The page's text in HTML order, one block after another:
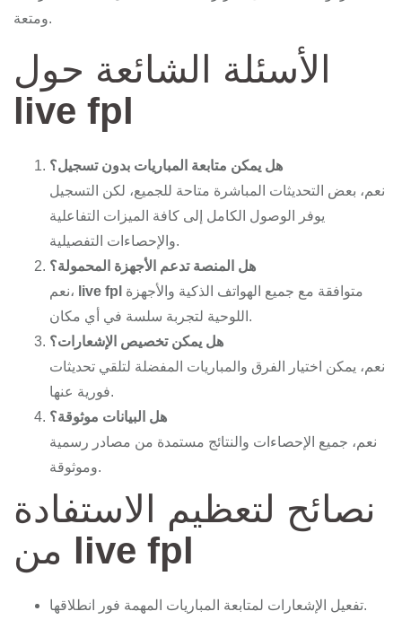
ومتعة.
الأسئلة الشائعة حول
live fpl
هل يمكن متابعة المباريات بدون تسجيل؟
نعم، بعض التحديثات المباشرة متاحة للجميع، لكن التسجيل
يوفر الوصول الكامل إلى كافة الميزات التفاعلية
والإحصاءات التفصيلية.
هل المنصة تدعم الأجهزة المحمولة؟
نعم، live fpl
اللوحية لتجربة سلسة في أي مكان.
هل يمكن تخصيص الإشعارات؟
نعم، يمكن اختيار الفرق والمباريات المفضلة لتلقي تحديثات
فورية عنها.
هل البيانات موثوقة؟
نعم، جميع الإحصاءات والنتائج مستمدة من مصادر رسمية
وموثوقة.
نصائح لتعظيم الاستفادة
live fpl
تفعيل الإشعارات لمتابعة المباريات المهمة فور انطلاقها.